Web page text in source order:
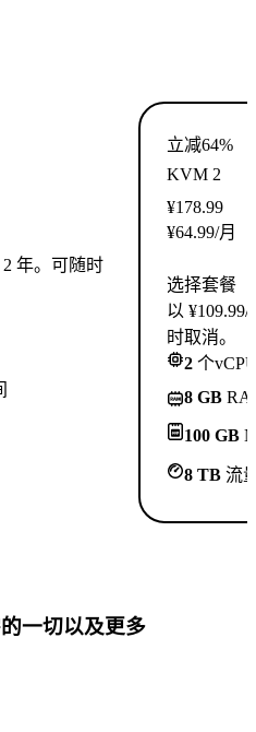
2 年。可随时
立减64%
KVM 2
¥178.99
¥64.99/月
选择套餐
以
时取消。
2 个
8 GB
100 GB
8 TB 流
一切以及更多